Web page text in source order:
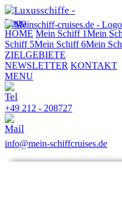
HOME Mein Schiff 1Mein
Schiff 5Mein Schiff 6Mein
ZIELGEBIETE
NEWSLETTER KONTAKT
MENU
+49 212 - 208727
info@mein-schiffcruises.de